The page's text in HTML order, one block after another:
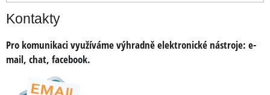
Kontakty
Pro komunikaci využíváme výhradně elektronické nástroje: e-
mail, chat, facebook.